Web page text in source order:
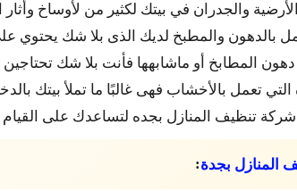
والجدران في بيتك لكثير من لأوساخ وأثار
بالدهون والمطبخ لديك الذى بلا شك يحتوي
المطابخ أو ماشابهها فأنت بلا شك
التي تعمل بالأخشاب فهى غالبًا ما تملأ بيتك
تنظيف المنازل بجده لتساعدك على
المنازل بجدة: